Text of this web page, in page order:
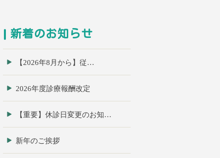
新着のお知らせ
【2026年8月から】従…
2026年度診療報酬改定
【重要】休診日変更のお知…
新年のご挨拶